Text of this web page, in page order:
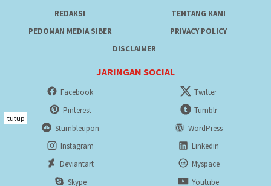
REDAKSI
TENTANG KAMI
PEDOMAN MEDIA SIBER
PRIVACY POLICY
DISCLAIMER
JARINGAN SOCIAL
Facebook
Twitter
Pinterest
Tumblr
Stumbleupon
WordPress
Instagram
Linkedin
Deviantart
Myspace
Skype
Youtube
tutup